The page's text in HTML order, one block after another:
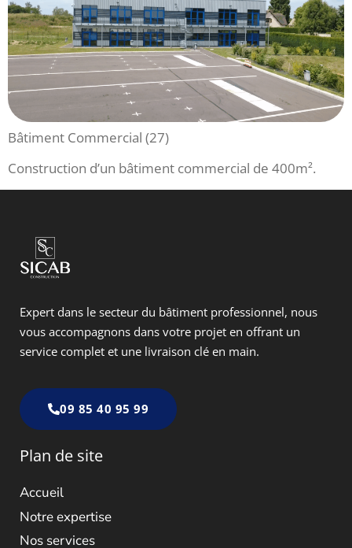
Bâtiment Commercial (27)
Construction d’un bâtiment commercial de 400m².
Expert dans le secteur du bâtiment professionnel, nous
vous accompagnons dans votre projet en offrant un
service complet et une livraison clé en main.
09 85 40 95 99
Plan de site
Accueil
Notre expertise
Nos services